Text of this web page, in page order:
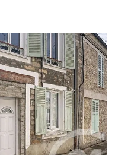
ville et au calme,